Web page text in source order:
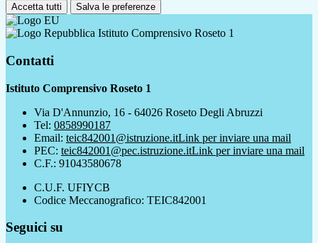
Accetta tutti Salva le preferenze
Istituto Comprensivo Roseto 1
Contatti
Istituto Comprensivo Roseto 1
Via D'Annunzio, 16 - 64026 Roseto Degli Abruzzi
Tel: 0858990187
Email: teic842001@istruzione.itLink per inviare una mail
PEC: teic842001@pec.istruzione.itLink per inviare una mail
C.F.: 91043580678
C.U.F. UFIYCB
Codice Meccanografico: TEIC842001
Seguici su